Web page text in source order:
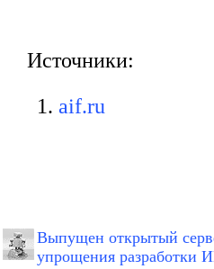
Источники:
aif.ru
Выпущен открытый
упрощения разработки